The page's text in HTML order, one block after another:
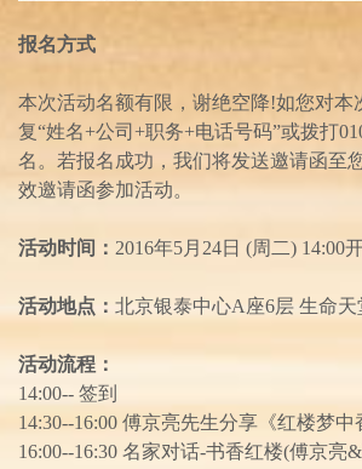
报名方式
本次活动名额有限，谢绝空降!如您对本
复“姓名+公司+职务+电话号码”或拨打
名。若报名成功，我们将发送邀请函至
效邀请函参加活动。
活动时间： 2016年5月24日 (周二) 14:00
活动地点： 北京银泰中心A座6层 生命天
活动流程：
14:00-- 签到
14:30--16:00 傅京亮先生分享《红楼梦中
16:00--16:30 名家对话-书香红楼(傅京亮